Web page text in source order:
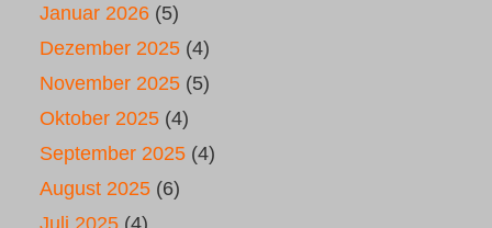
Januar 2026 (5)
Dezember 2025 (4)
November 2025 (5)
Oktober 2025 (4)
September 2025 (4)
August 2025 (6)
Juli 2025 (4)